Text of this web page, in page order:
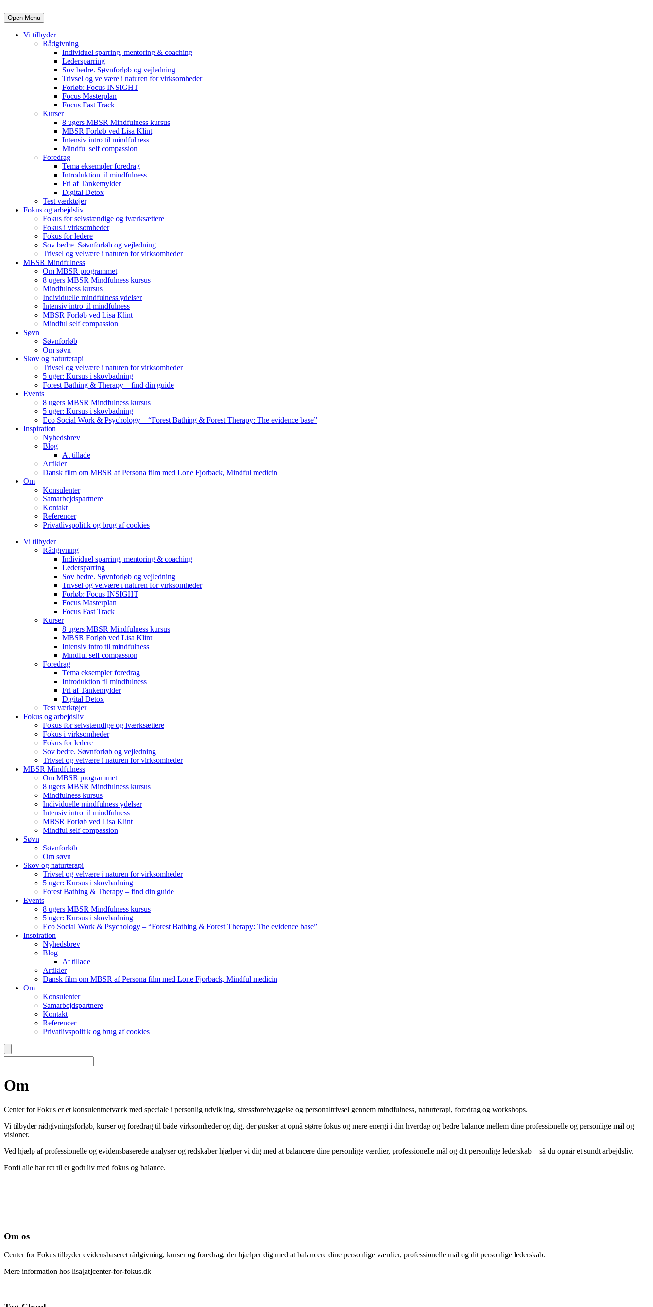
Open Menu
Vi tilbyder
Rådgivning
Individuel sparring, mentoring & coaching
Ledersparring
Sov bedre. Søvnforløb og vejledning
Trivsel og velvære i naturen for virksomheder
Forløb: Focus INSIGHT
Focus Masterplan
Focus Fast Track
Kurser
8 ugers MBSR Mindfulness kursus
MBSR Forløb ved Lisa Klint
Intensiv intro til mindfulness
Mindful self compassion
Foredrag
Tema eksempler foredrag
Introduktion til mindfulness
Fri af Tankemylder
Digital Detox
Test værktøjer
Fokus og arbejdsliv
Fokus for selvstændige og iværksættere
Fokus i virksomheder
Fokus for ledere
Sov bedre. Søvnforløb og vejledning
Trivsel og velvære i naturen for virksomheder
MBSR Mindfulness
Om MBSR programmet
8 ugers MBSR Mindfulness kursus
Mindfulness kursus
Individuelle mindfulness ydelser
Intensiv intro til mindfulness
MBSR Forløb ved Lisa Klint
Mindful self compassion
Søvn
Søvnforløb
Om søvn
Skov og naturterapi
Trivsel og velvære i naturen for virksomheder
5 uger: Kursus i skovbadning
Forest Bathing & Therapy – find din guide
Events
8 ugers MBSR Mindfulness kursus
5 uger: Kursus i skovbadning
Eco Social Work & Psychology – “Forest Bathing & Forest Therapy: The evidence base”
Inspiration
Nyhedsbrev
Blog
At tillade
Artikler
Dansk film om MBSR af Persona film med Lone Fjorback, Mindful medicin
Om
Konsulenter
Samarbejdspartnere
Kontakt
Referencer
Privatlivspolitik og brug af cookies
Vi tilbyder
Rådgivning
Individuel sparring, mentoring & coaching
Ledersparring
Sov bedre. Søvnforløb og vejledning
Trivsel og velvære i naturen for virksomheder
Forløb: Focus INSIGHT
Focus Masterplan
Focus Fast Track
Kurser
8 ugers MBSR Mindfulness kursus
MBSR Forløb ved Lisa Klint
Intensiv intro til mindfulness
Mindful self compassion
Foredrag
Tema eksempler foredrag
Introduktion til mindfulness
Fri af Tankemylder
Digital Detox
Test værktøjer
Fokus og arbejdsliv
Fokus for selvstændige og iværksættere
Fokus i virksomheder
Fokus for ledere
Sov bedre. Søvnforløb og vejledning
Trivsel og velvære i naturen for virksomheder
MBSR Mindfulness
Om MBSR programmet
8 ugers MBSR Mindfulness kursus
Mindfulness kursus
Individuelle mindfulness ydelser
Intensiv intro til mindfulness
MBSR Forløb ved Lisa Klint
Mindful self compassion
Søvn
Søvnforløb
Om søvn
Skov og naturterapi
Trivsel og velvære i naturen for virksomheder
5 uger: Kursus i skovbadning
Forest Bathing & Therapy – find din guide
Events
8 ugers MBSR Mindfulness kursus
5 uger: Kursus i skovbadning
Eco Social Work & Psychology – “Forest Bathing & Forest Therapy: The evidence base”
Inspiration
Nyhedsbrev
Blog
At tillade
Artikler
Dansk film om MBSR af Persona film med Lone Fjorback, Mindful medicin
Om
Konsulenter
Samarbejdspartnere
Kontakt
Referencer
Privatlivspolitik og brug af cookies
Om
Center for Fokus er et konsulentnetværk med speciale i personlig udvikling, stressforebyggelse og personaltrivsel gennem mindfulness, naturterapi, foredrag og workshops.
Vi tilbyder rådgivningsforløb, kurser og foredrag til både virksomheder og dig, der ønsker at opnå større fokus og mere energi i din hverdag og bedre balance mellem dine professionelle og personlige mål og
visioner.
Ved hjælp af professionelle og evidensbaserede analyser og redskaber hjælper vi dig med at balancere dine personlige værdier, professionelle mål og dit personlige lederskab – så du opnår et sundt arbejdsliv.
Fordi alle har ret til et godt liv med fokus og balance.
Om os
Center for Fokus tilbyder evidensbaseret rådgivning, kurser og foredrag, der hjælper dig med at balancere dine personlige værdier, professionelle mål og dit personlige lederskab.
Mere information hos lisa[at]center-for-fokus.dk